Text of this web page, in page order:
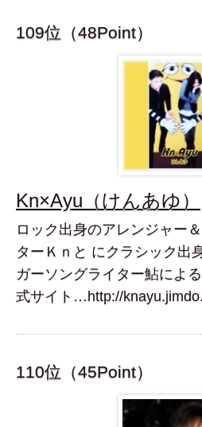
109位（48Point）
Kn×Ayu（けんあゆ）
ロック出身のアレンジャー
ターＫｎと にクラシック出
ガーソングライター鮎によ
式サイト…http://
110位（45Point）